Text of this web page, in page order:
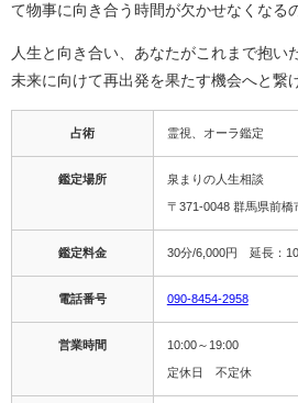
て物事に向き合う時間が欠かせなくなる
人生と向き合い、あなたがこれまで抱い
未来に向けて再出発を果たす機会へと繋
占術 霊視、オーラ鑑定
鑑定場所 泉まりの人生相談
〒371-0048 群馬県前橋
鑑定料金 30分/6,000円 延長：
電話番号 090-8454-2958
営業時間 10:00～19:00
定休日 不定休